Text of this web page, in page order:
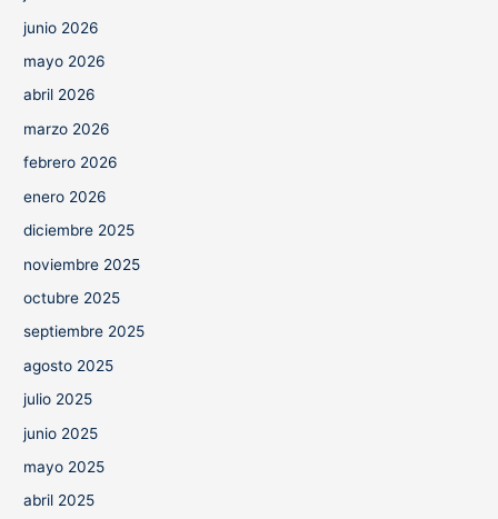
junio 2026
mayo 2026
abril 2026
marzo 2026
febrero 2026
enero 2026
diciembre 2025
noviembre 2025
octubre 2025
septiembre 2025
agosto 2025
julio 2025
junio 2025
mayo 2025
abril 2025